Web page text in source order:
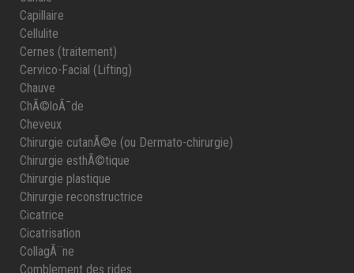
Capillaire
Cellulite
Cernes (traitement)
Cervico-Facial (Lifting)
Chauve
ChÃ©loÃ¯de
Cheveux
Chirurgie cutanÃ©e (ou Dermato-chirurgie)
Chirurgie esthÃ©tique
Chirurgie plastique
Chirurgie reconstructrice
Cicatrice
Cicatrisation
CollagÃ¨ne
Comblement des rides